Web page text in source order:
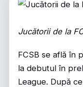
Jucătorii de la
FCSB se află în
la debutul în
League. După